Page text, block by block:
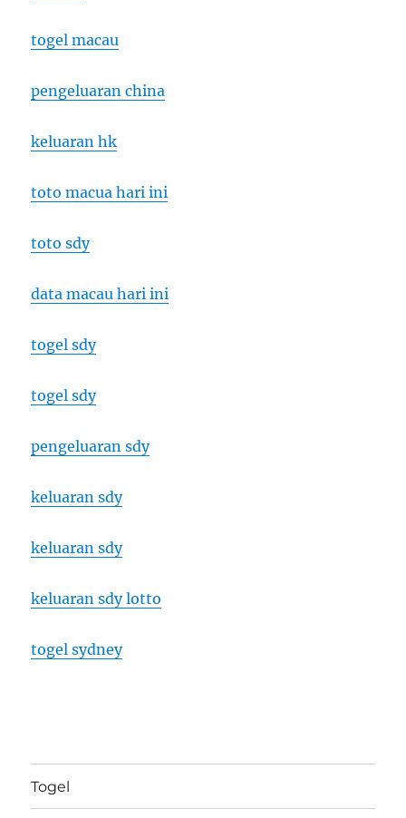
togel macau
pengeluaran china
keluaran hk
toto macua hari ini
toto sdy
data macau hari ini
togel sdy
togel sdy
pengeluaran sdy
keluaran sdy
keluaran sdy
keluaran sdy lotto
togel sydney
Togel